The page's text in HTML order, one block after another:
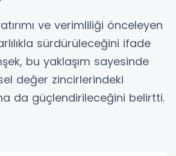
ve verimliliği önceleyen
sürdürüleceğini ifade
bu yaklaşım sayesinde
değer zincirlerindeki
da güçlendirileceğini belirtti.